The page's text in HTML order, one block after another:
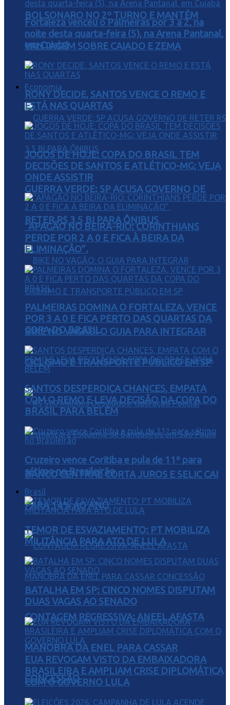
BOLSONARO NO 2º TURNO E MANTÉM
VANTAGEM SOBRE CAIADO E ZEMA
Economia
GUERRA VERDE: SP ACUSA GOVERNO DE
RETER R$ 3,5 BI PARA ÔNIBUS
BIKE NO VAGÃO: O GUIA PARA INTEGRAR
CICLISMO E TRANSPORTE PÚBLICO EM SP
BANCO CENTRAL CORTA JUROS E SELIC CAI
PARA 14% AO ANO
CONTAGEM REGRESSIVA: ANEEL AFASTA
MANOBRA DA ENEL PARA CASSAR
CONCESSÃO
Fortaleza venceu o Palmeiras por 3 a 2, na
noite desta quarta-feira (5), na Arena Pantanal,
em Cuiabá
RONY DECIDE, SANTOS VENCE O REMO E
ESTÁ NAS QUARTAS
JOGOS DE HOJE: COPA DO BRASIL TEM
DECISÕES DE SANTOS E ATLÉTICO-MG; VEJA
ONDE ASSISTIR
“APAGÃO NO BEIRA-RIO: CORINTHIANS
PERDE POR 2 A 0 E FICA À BEIRA DA
ELIMINAÇÃO”.
PALMEIRAS DOMINA O FORTALEZA, VENCE
POR 3 A 0 E FICA PERTO DAS QUARTAS DA
COPA DO BRASIL
SANTOS DESPERDIÇA CHANCES, EMPATA
COM O REMO E LEVA DECISÃO DA COPA DO
BRASIL PARA BELÉM
Cruzeiro vence Coritiba e pula de 11º para
sétimo no Brasileirão
Brasil
TEMOR DE ESVAZIAMENTO: PT MOBILIZA
MILITÂNCIA PARA ATO DE LULA
BATALHA EM SP: CINCO NOMES DISPUTAM
DUAS VAGAS AO SENADO
EUA REVOGAM VISTO DA EMBAIXADORA
BRASILEIRA E AMPLIAM CRISE DIPLOMÁTICA
COM O GOVERNO LULA